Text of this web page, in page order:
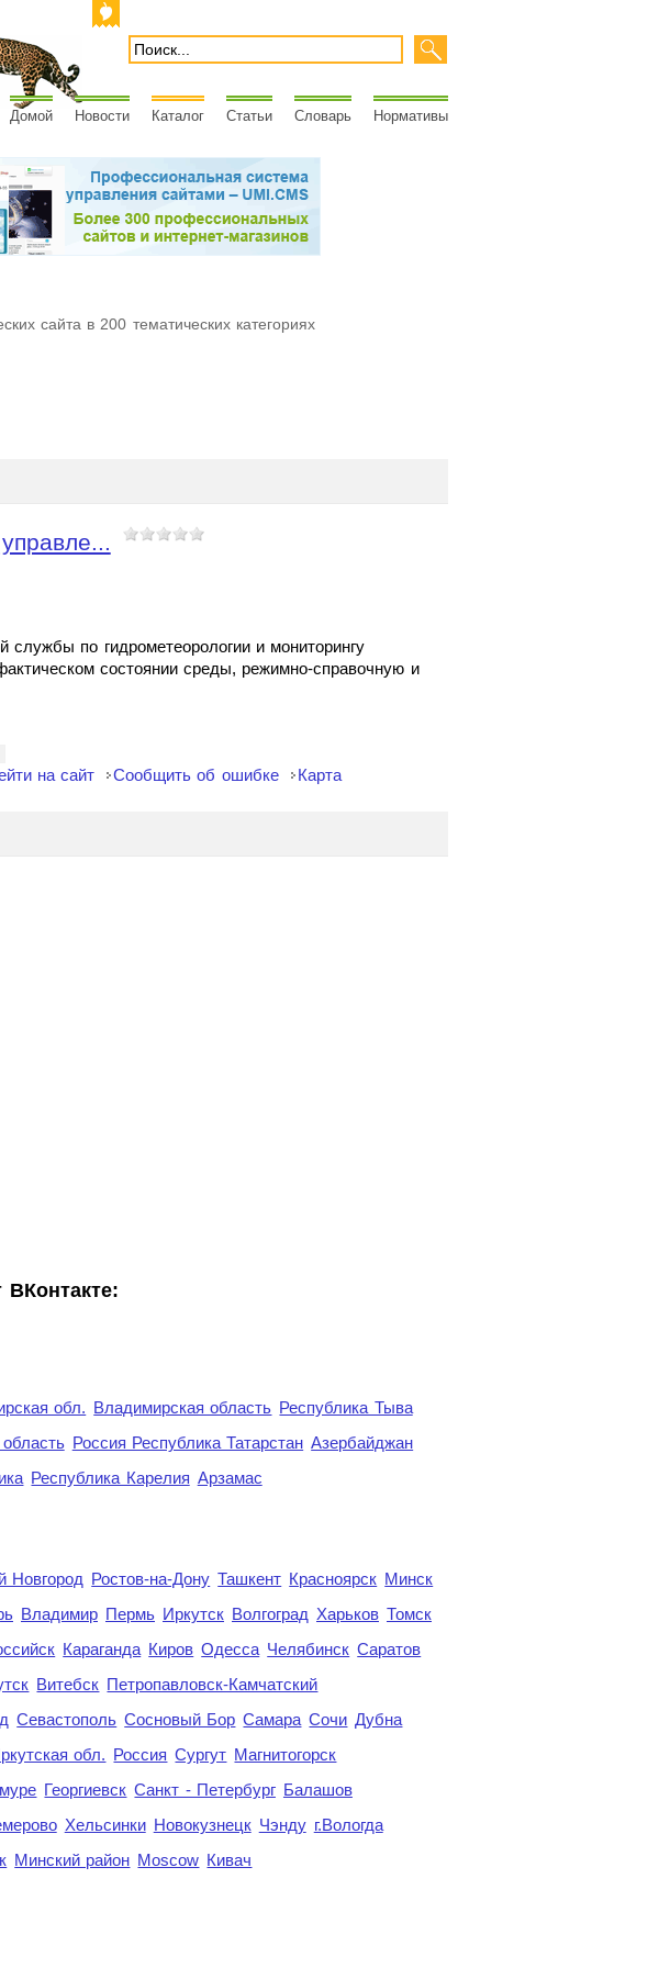
Домой Новости Каталог Статьи Словарь Нормативы
сайта в 200 тематических категориях
службы по гидрометеорологии и мониторингу
состоянии среды, режимно-справочную и
на сайт Сообщить об ошибке Карта
обл. Владимирская область Республика Тыва
Россия Республика Татарстан Азербайджан
Республика Карелия Арзамас
Новгород Ростов-на-Дону Ташкент Красноярск Минск
Владимир Пермь Иркутск Волгоград Харьков Томск
Караганда Киров Одесса Челябинск Саратов
Витебск Петропавловск-Камчатский
Севастополь Сосновый Бор Самара Сочи Дубна
обл. Россия Сургут Магнитогорск
Георгиевск Санкт - Петербург Балашов
Хельсинки Новокузнецк Чэнду г.Вологда
Минский район Moscow Кивач